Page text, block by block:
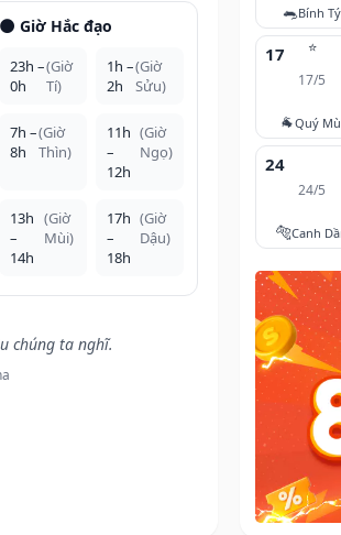
🌑 Giờ Hắc đạo
23h –
0h
(Giờ
Tí)
1h –
2h
(Giờ
Sửu)
7h –
8h
(Giờ
Thìn)
11h
–
12h
(Giờ
Ngọ)
13h
–
14h
(Giờ
Mùi)
17h
–
18h
(Giờ
Dậu)
chúng ta nghĩ.
🐀Bính Tý
⭐
17
17/5
🐐Quý
24
24/5
🐅Canh